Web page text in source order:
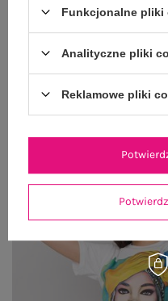
ZWROTY I REKLAMACJE
Funkcjonalne pliki
Analityczne pliki
Reklamowe pliki